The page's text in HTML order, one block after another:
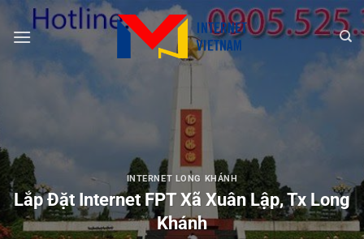
Chuyển
đến
INTERNET LONG KHÁNH
Lắp Đặt Internet FPT Xã Xuân Lập, Tx Long
Khánh